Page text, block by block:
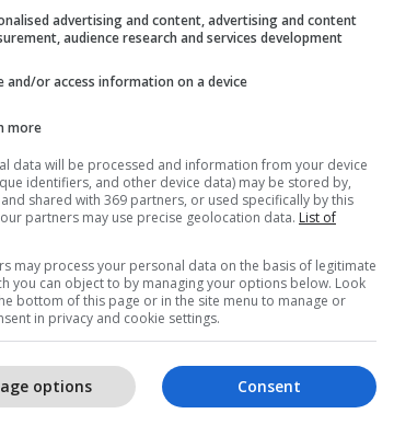
jashtë shtetit, 14.8 për qind
tremujorin e dytë
advertising and content, advertising and content
audience research and services development
and/or access information on a device
more
data will be processed and information from your device
identifiers, and other device data) may be stored by,
shared with 369 partners, or used specifically by this
partners may use precise geolocation data. List of
may process your personal data on the basis of legitimate
you can object to by managing your options below. Look
bottom of this page or in the site menu to manage or
in privacy and cookie settings.
Consent
options